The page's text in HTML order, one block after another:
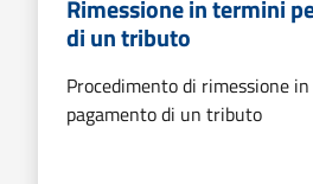
Rimessione in termini
di un tributo
Procedimento di rimessione
pagamento di un tributo